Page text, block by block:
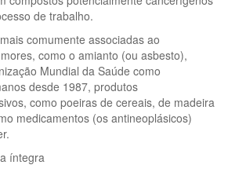
de trabalho.
comumente associadas ao
como o amianto (ou asbesto),
Mundial da Saúde como
desde 1987, produtos
como poeiras de cereais, de madeira
medicamentos (os antineoplásicos)
íntegra